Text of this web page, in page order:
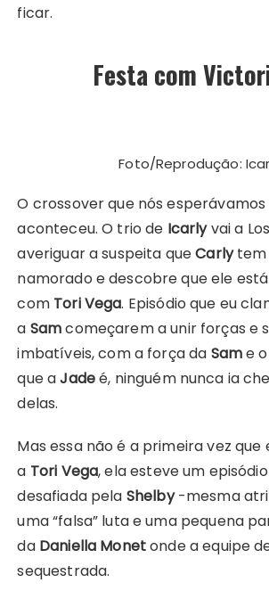
ficar.
Festa com
Foto/Reprodução:
O crossover que nós
aconteceu. O trio de Icarlyvai a
averiguar a suspeita queCarlytem
namorado e descobre que ele
com Tori Vega. Episódio que eu
a Samcomeçarem a unir forças e
imbatíveis, com a força da Same
que aJadeé, ninguém nunca ia
delas.
Mas essa não é a primeira vez
a Tori Vega, ela esteve um
desafiada pela Shelby-mesma
uma “falsa” luta e uma pequena
daDaniella Monetonde a equipe
sequestrada.